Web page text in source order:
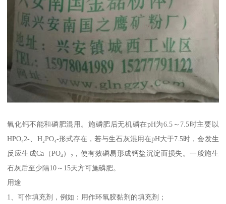
氧化钙不能和磷肥混用。施磷肥后无机磷在pH为6.5～7.5时主要以
HPO₄2-、H₂PO₄-形式存在，若与生石灰混用在pH大于7.5时，会发生
反应生成Ca（PO₄）₂，使有效磷易形成钙盐沉淀而损失。一般施生
石灰后至少隔10～15天方可施磷肥。
用途
1、可作填充剂，例如：用作环氧胶黏剂的填充剂；